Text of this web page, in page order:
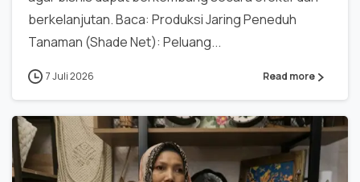
berkelanjutan. Baca: Produksi Jaring Peneduh
Tanaman (Shade Net): Peluang...
7 Juli 2026 Read more